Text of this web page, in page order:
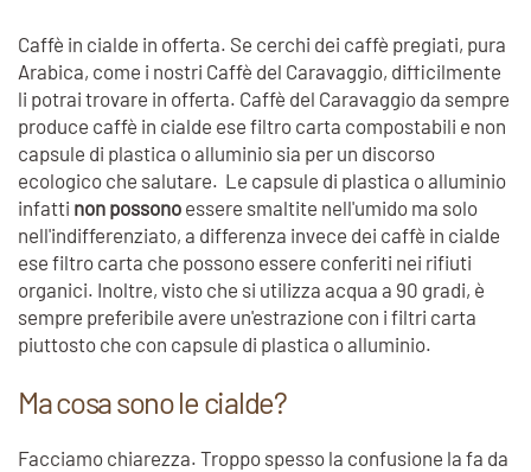
Caffè in cialde in offerta. Se cerchi dei caffè pregiati, pura
Arabica, come i nostri Caffè del Caravaggio, difficilmente
li potrai trovare in offerta. Caffè del Caravaggio da sempre
produce caffè in cialde ese filtro carta compostabili e non
capsule di plastica o alluminio sia per un discorso
ecologico che salutare. Le capsule di plastica o alluminio
infatti non possono essere smaltite nell'umido ma solo
nell'indifferenziato, a differenza invece dei caffè in cialde
ese filtro carta che possono essere conferiti nei rifiuti
organici. Inoltre, visto che si utilizza acqua a 90 gradi, è
sempre preferibile avere un'estrazione con i filtri carta
piuttosto che con capsule di plastica o alluminio.
Ma cosa sono le cialde?
Facciamo chiarezza. Troppo spesso la confusione la fa da